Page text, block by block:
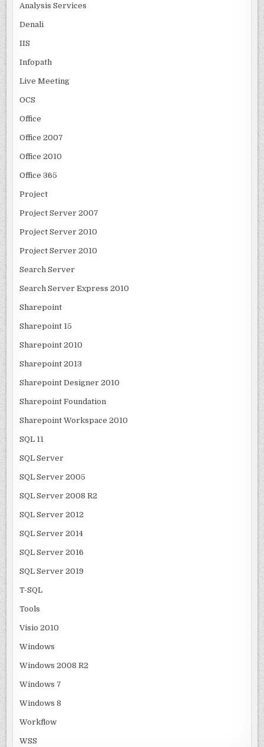
Analysis Services
Denali
IIS
Infopath
Live Meeting
OCS
Office
Office 2007
Office 2010
Office 365
Project
Project Server 2007
Project Server 2010
Project Server 2010
Search Server
Search Server Express 2010
Sharepoint
Sharepoint 15
Sharepoint 2010
Sharepoint 2013
Sharepoint Designer 2010
Sharepoint Foundation
Sharepoint Workspace 2010
SQL 11
SQL Server
SQL Server 2005
SQL Server 2008 R2
SQL Server 2012
SQL Server 2014
SQL Server 2016
SQL Server 2019
T-SQL
Tools
Visio 2010
Windows
Windows 2008 R2
Windows 7
Windows 8
Workflow
WSS